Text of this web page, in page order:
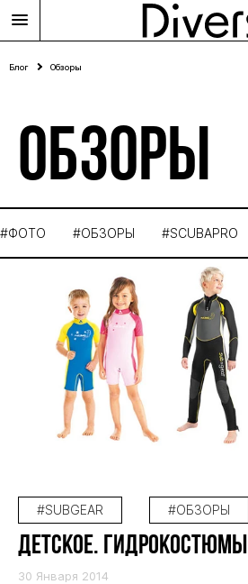
Блог Обзоры
ОБЗОРЫ
#ФОТО #ОБЗОРЫ #SCUBAPRO
#SUBGEAR #ОБЗОРЫ
ДЕТСКОЕ. ГИДРОКОСТЮМЫ
30 Января 2014